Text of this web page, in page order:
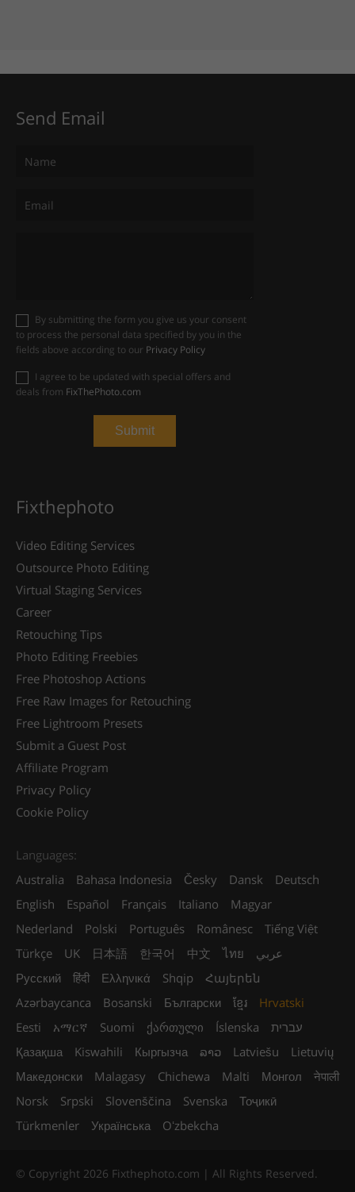
Send Email
to process the personal data specified by you in the
fields above according to our Privacy Policy
deals from FixThePhoto.com
Fixthephoto
Video Editing Services
Outsource Photo Editing
Virtual Staging Services
Career
Retouching Tips
Photo Editing Freebies
Free Photoshop Actions
Free Raw Images for Retouching
Free Lightroom Presets
Submit a Guest Post
Affiliate Program
Privacy Policy
Cookie Policy
Languages:
Australia
Bahasa Indonesia Česky Dansk
Deutsch
English
Español Français Italiano
Magyar
Nederland
Polski Português Românesc
Tiếng Việt
Türkçe
UK 日本語 한국어 中文 ไทย
عربي
Русский
हिंदी Ελληνικά Shqip
Հայերեն
Azərbaycanca
Bosanski Български ខ្មែរ
Hrvatski
Eesti
አማርኛ Suomi ქართული Íslenska
עברית
Қазақша
Kiswahili Кыргызча ລາວ Latviešu
Lietuvių
Македонски
Malagasy Chichewa Malti Монгол
नेपाली
Norsk
Srpski Slovenščina Svenska
Тоҷикӣ
Türkmenler
Українська Oʻzbekcha
© Copyright 2026 Fixthephoto.com | All Rights Reserved.